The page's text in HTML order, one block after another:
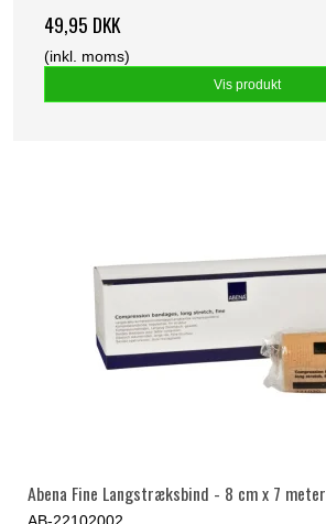
49,95 DKK
(inkl. moms)
Vis produkt
Abena Fine Langstræksbind - 8 cm x 7 meter
AB-22102002